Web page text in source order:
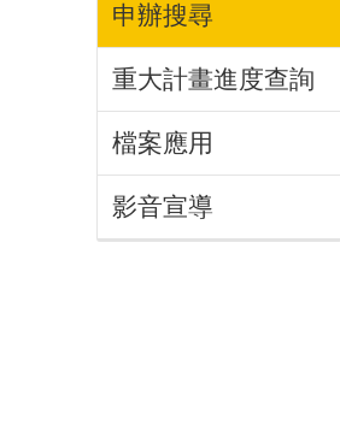
申辦搜尋
重大計畫進度查詢
檔案應用
影音宣導